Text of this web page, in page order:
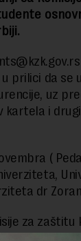
prilici da se
uz
i
(
dr
za zaštitu
šanse